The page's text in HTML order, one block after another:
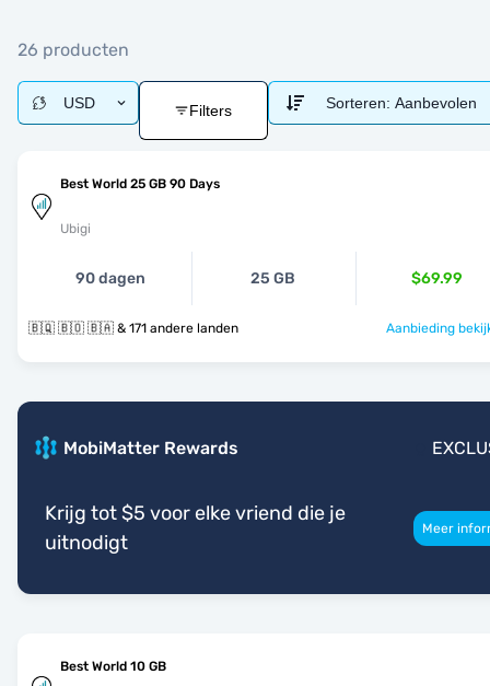
26 producten
USD Filters Sorteren: Aanbevolen
Best World 25 GB 90 Days
Ubigi
90 dagen 25 GB $69.99
🇧🇶 🇧🇴 🇧🇦 & 171 andere landen Aanbieding
MobiMatter Rewards
Krijg tot $5 voor elke vriend die je
uitnodigt
Meer
Best World 10 GB